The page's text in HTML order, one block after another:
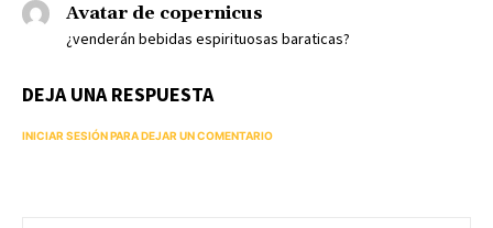
Avatar de copernicus
¿venderán bebidas espirituosas baraticas?
DEJA UNA RESPUESTA
INICIAR SESIÓN PARA DEJAR UN COMENTARIO